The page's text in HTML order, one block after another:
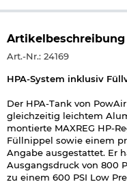
Artikelbeschreibung
Art.-Nr.: 24169
HPA-System inklusiv
Der HPA-Tank von
gleichzeitig leichtem
montierte MAXREG HP-
Füllnippel sowie einem
Angabe ausgestattet. Er
Ausgangsdruck von 800
zu einem 600 PSI Low